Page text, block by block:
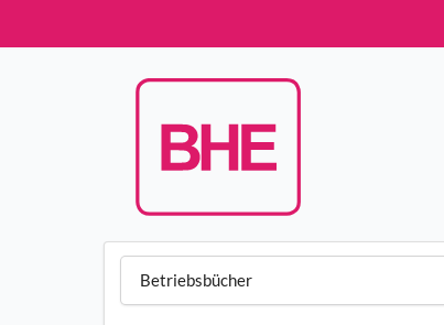
Betriebsbücher